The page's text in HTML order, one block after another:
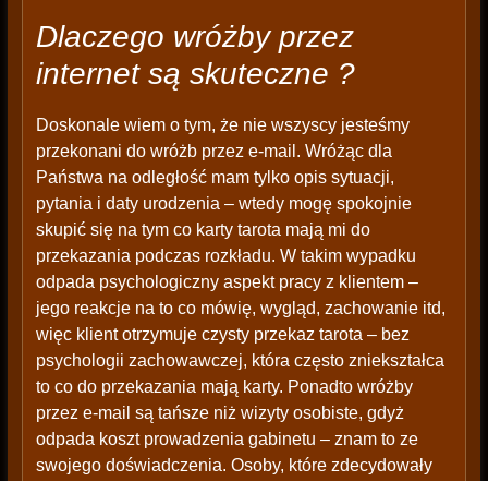
Dlaczego wróżby przez
internet są skuteczne ?
Doskonale wiem o tym, że nie wszyscy jesteśmy
przekonani do wróżb przez e-mail. Wróżąc dla
Państwa na odległość mam tylko opis sytuacji,
pytania i daty urodzenia – wtedy mogę spokojnie
skupić się na tym co karty tarota mają mi do
przekazania podczas rozkładu. W takim wypadku
odpada psychologiczny aspekt pracy z klientem –
jego reakcje na to co mówię, wygląd, zachowanie itd,
więc klient otrzymuje czysty przekaz tarota – bez
psychologii zachowawczej, która często zniekształca
to co do przekazania mają karty. Ponadto wróżby
przez e-mail są tańsze niż wizyty osobiste, gdyż
odpada koszt prowadzenia gabinetu – znam to ze
swojego doświadczenia. Osoby, które zdecydowały